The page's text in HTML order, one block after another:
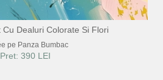
Cu Dealuri Colorate Si Flori
pe Panza Bumbac
Pret: 390 LEI